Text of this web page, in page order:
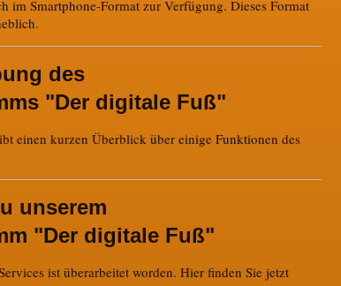
im Smartphone-Format zur Verfügung. Dieses Format
des
"Der digitale Fuß"
einen kurzen Überblick über einige Funktionen des
unserem
"Der digitale Fuß"
ist überarbeitet worden. Hier finden Sie jetzt